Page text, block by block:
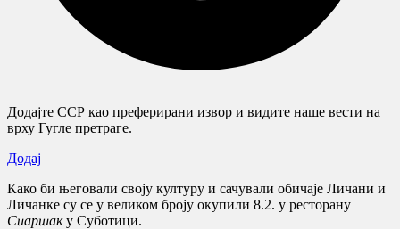
Додајте ССР као преферирани извор и видите наше вести на
врху Гугле претраге.
Додај
Како би његовали своју културу и сачували обичаје Личани и
Личанке су се у великом броју окупили 8.2. у ресторану
Спартаку Суботици.